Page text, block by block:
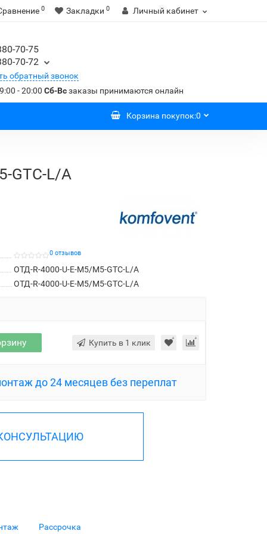
0 Закладки 0 Личный кабинет
70-75
70-72
обратный звонок
- 20:00 Сб-Всзаказы принимаются онлайн
Корзина покупок:0
GTC-L/A
0 отзывов
ОТД-R-4000-U-E-M5/M5-GTC-L/A
ОТД-R-4000-U-E-M5/M5-GTC-L/A
Купить в 1 клик
до 24 месяцев без переплат
Рассрочка